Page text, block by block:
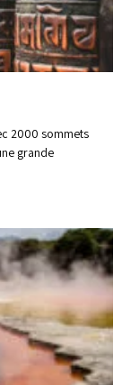
2000 sommets
grande